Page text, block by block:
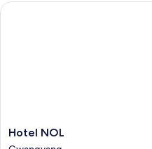
Hotel
NOL
Hotel NOL
Hotel NOL